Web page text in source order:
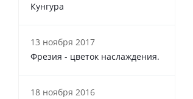
Кунгура
13 ноября 2017
Фрезия - цветок наслаждения.
18 ноября 2016